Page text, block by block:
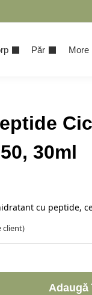
Păr More
30ml
cu peptide,
client)
Adaugă